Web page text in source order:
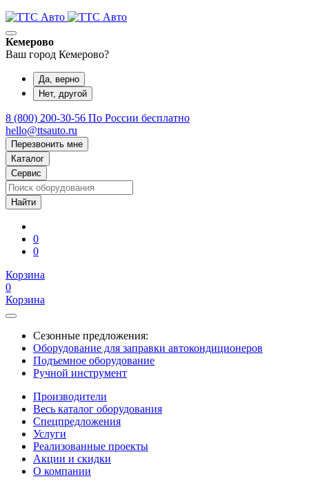
Кемерово
Ваш город Кемерово?
Да, верно
Нет, другой
8 (800) 200-30-56 По России бесплатно
hello@ttsauto.ru
Перезвонить мне
Каталог
Сервис
0
0
Корзина
0
Корзина
Сезонные предложения:
Оборудование для заправки автокондиционеров
Подъемное оборудование
Ручной инструмент
Производители
Весь каталог оборудования
Спецпредложения
Услуги
Реализованные проекты
Акции и скидки
О компании